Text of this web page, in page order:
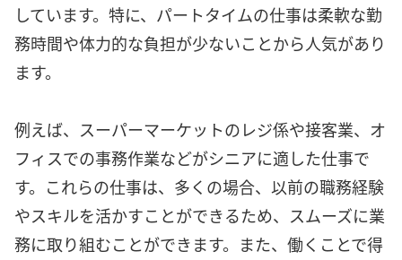
しています。特に、パートタイムの仕事は柔軟な勤
務時間や体力的な負担が少ないことから人気があり
ます。
例えば、スーパーマーケットのレジ係や接客業、オ
フィスでの事務作業などがシニアに適した仕事で
す。これらの仕事は、多くの場合、以前の職務経験
やスキルを活かすことができるため、スムーズに業
務に取り組むことができます。また、働くことで得